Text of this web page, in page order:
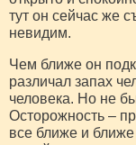
тут он сейчас же
невидим.
Чем ближе он
различал запах
человека. Но не
Осторожность –
все ближе и